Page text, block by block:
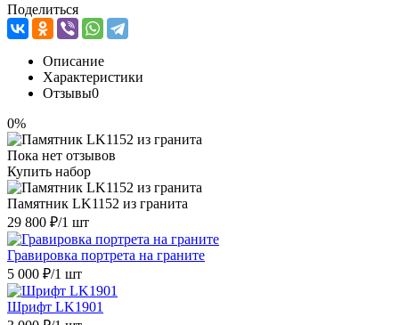
Поделиться
Описание
Характеристики
Отзывы0
0%
Пока нет отзывов
Купить набор
Памятник LK1152 из гранита
29 800 ₽/1 шт
Гравировка портрета на граните
5 000 ₽/1 шт
Шрифт LK1901